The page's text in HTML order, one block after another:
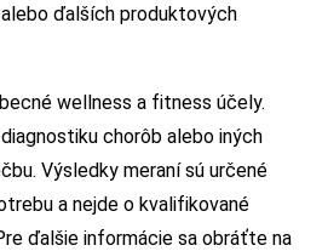
ďalších produktových
wellness a fitness účely.
chorôb alebo iných
Výsledky meraní sú určené
a nejde o kvalifikované
ďalšie informácie sa obráťte na